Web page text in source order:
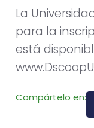
La
para la
está
Compártelo en: